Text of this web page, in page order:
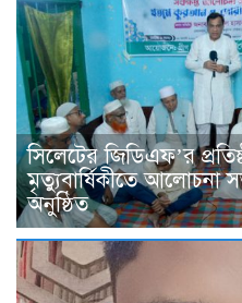
সিলেটের জিডিএফ’র
মৃত্যুবার্ষিকীতে আলোচনা
অনুষ্ঠিত